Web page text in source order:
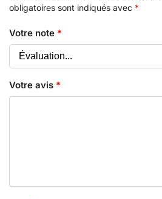
obligatoires sont indiqués avec *
Votre note *
Votre avis *